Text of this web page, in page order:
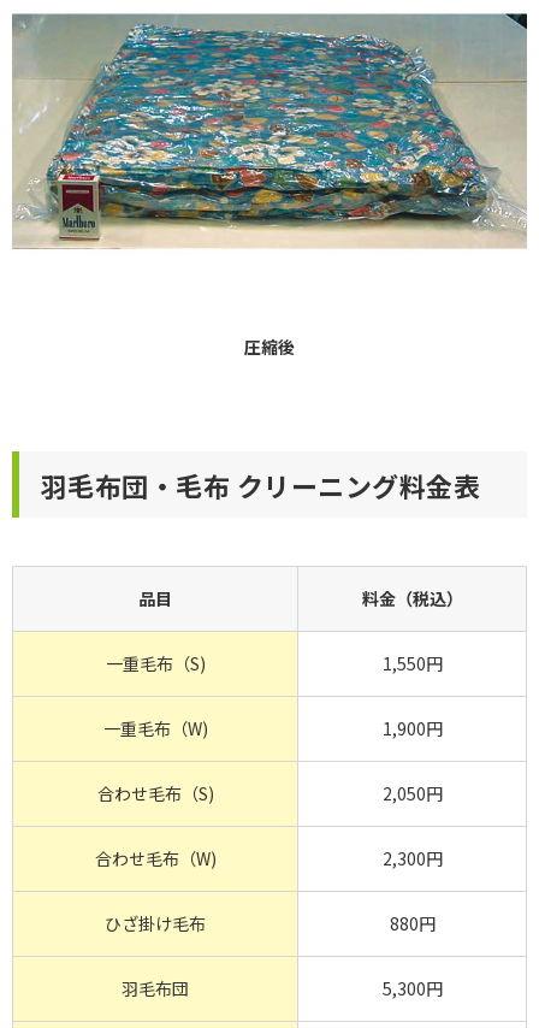
圧縮後
羽毛布団・毛布 クリーニング料金表
品目 料金（税込）
一重毛布（S) 1,550円
一重毛布（W) 1,900円
合わせ毛布（S) 2,050円
合わせ毛布（W) 2,300円
ひざ掛け毛布 880円
羽毛布団 5,300円